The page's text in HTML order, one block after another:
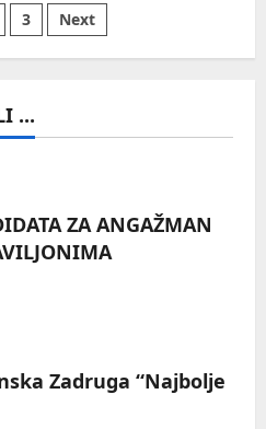
3 Next
...
ZA ANGAŽMAN
Zadruga “Najbolje